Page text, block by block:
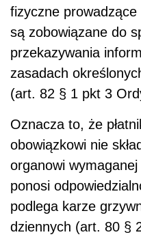
fizyczne prowadzące
są zobowiązane do
przekazywania
zasadach
(art. 82 § 1 pkt 3
Oznacza to, że
obowiązkowi nie
organowi
ponosi
podlega karze
dziennych (art. 80 §